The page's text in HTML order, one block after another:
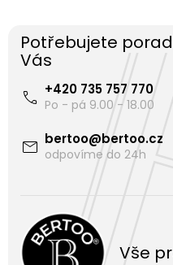
Potřebujete
Vás
bertoo@bertoo.cz
+420 735 757 770
Vše